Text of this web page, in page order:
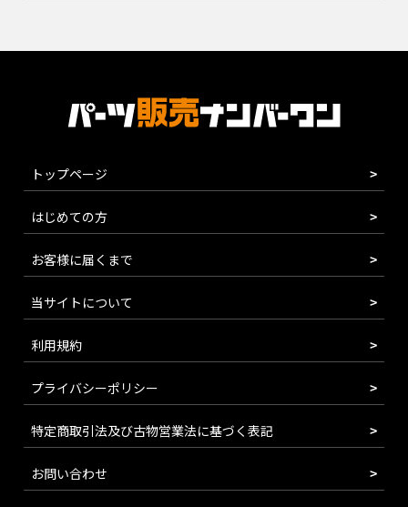
トップページ
はじめての方
お客様に届くまで
当サイトについて
利用規約
プライバシーポリシー
特定商取引法及び古物営業法に基づく表記
お問い合わせ